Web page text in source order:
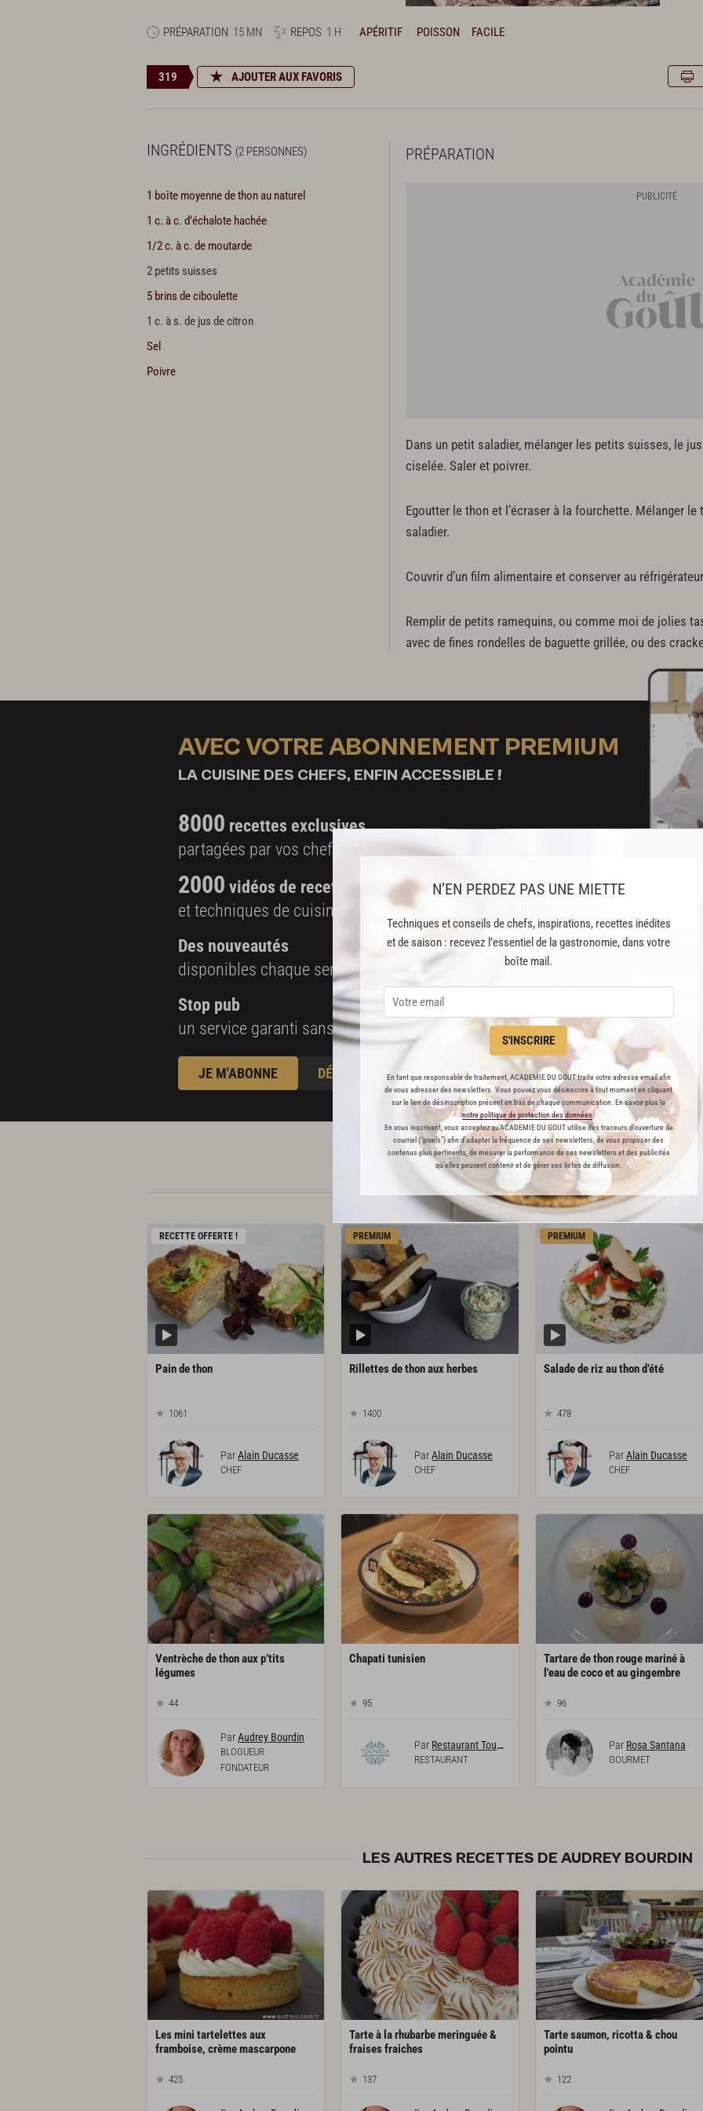
N’EN PERDEZ PAS UNE MIETTE
Techniques et conseils de chefs, inspirations, recettes inédites
et de saison : recevez l’essentiel de la gastronomie, dans votre
boîte mail.
S'INSCRIRE
En tant que responsable de traitement, ACADEMIE DU GOUT traite votre adresse email afin
de vous adresser des newsletters. Vous pouvez vous désinscrire à tout moment en cliquant
sur le lien de désinscription présent en bas de chaque communication. En savoir plus la
notre politique de protection des données.
En vous inscrivant, vous acceptez qu'ACADEMIE DU GOUT utilise des traceurs d’ouverture de
courriel (“pixels”) afin d’adapter la fréquence de ses newsletters, de vous proposer des
contenus plus pertinents, de mesurer la performance de ses newsletters et des publicités
qu’elles peuvent contenir et de gérer ses listes de diffusion.
PRÉPARATION 15 MN REPOS 1 H APÉRITIF POISSON FACILE
319 AJOUTER AUX FAVORIS
INGRÉDIENTS (2 PERSONNES)
1 boîte moyenne de thon au naturel
1 c. à c. d’échalote hachée
1/2 c. à c. de moutarde
2 petits suisses
5 brins de ciboulette
1 c. à s. de jus de citron
Sel
Poivre
PRÉPARATION
Dans un petit saladier, mélanger les petits suisses, le
ciselée. Saler et poivrer.
Egoutter le thon et l’écraser à la fourchette. Mélanger
saladier.
Couvrir d’un film alimentaire et conserver au
Remplir de petits ramequins, ou comme moi de jolies
avec de fines rondelles de baguette grillée, ou des
AVEC VOTRE ABONNEMENT PREMIUM
LA CUISINE DES CHEFS, ENFIN ACCESSIBLE !
8000 recettes exclusives
partagées par vos chefs préférés
2000 vidéos de recettes
et techniques de cuisine et pâtisserie
Des nouveautés
disponibles chaque semaine
Stop pub
un service garanti sans publicité
JE M'ABONNE DÉJÀ ABONNÉ(E) ? JE ME CONNECTE
L'ACADÉMIE DU GOÛT VOUS RECOMMANDE
RECETTE OFFERTE !
Paindethon
1061
ParAlain Ducasse
CHEF
PREMIUM
Rillettesdethonaux herbes
1400
ParAlain Ducasse
CHEF
PREMIUM
Saladederizauthond’été
478
ParAlain Ducasse
CHEF
Ventrèche de thon aux p’tits
légumes
44
ParAudrey Bourdin
BLOGUEUR
FONDATEUR
Chapati tunisien
95
Par Restaurant Tounsia
RESTAURANT
Tartare de thon rouge mariné à
l'eau de coco et au gingembre
96
Par Rosa Santana
GOURMET
LES AUTRES RECETTES DE AUDREY BOURDIN
Les mini tartelettes aux
framboise, crème mascarpone
425
Tarte à la rhubarbe meringuée &
fraises fraiches
137
Tarte saumon, ricotta & chou
pointu
122